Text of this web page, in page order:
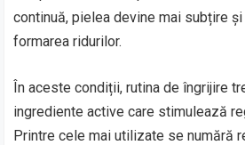
continuă, pielea devine mai subțire
formarea ridurilor.
În aceste condiții, rutina de îngrijire
ingrediente active care stimulează
Printre cele mai utilizate se numără